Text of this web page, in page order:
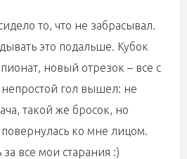
то, что не забрасывал.
это подальше. Кубок
новый отрезок – все с
непростой гол вышел: не
такой же бросок, но
ко мне лицом.
все мои старания :)